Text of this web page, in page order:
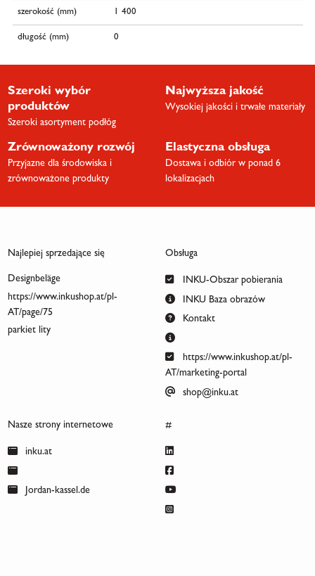
szerokość (mm) 1 400
długość (mm) 0
Szeroki wybór
produktów
Szeroki asortyment podłóg
Najwyższa jakość
Wysokiej jakości i trwałe materiały
Zrównoważony rozwój
Przyjazne dla środowiska i
zrównoważone produkty
Elastyczna obsługa
Dostawa i odbiór w ponad 6
lokalizacjach
Najlepiej sprzedające się
Designbeläge
https://www.inkushop.at/pl-
AT/page/75
parkiet lity
Obsługa
INKU-Obszar pobierania
INKU Baza obrazów
Kontakt
https://www.inkushop.at/pl-
AT/marketing-portal
shop@inku.at
Nasze strony internetowe
inku.at
Jordan-kassel.de
#